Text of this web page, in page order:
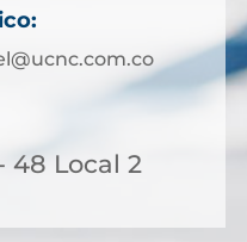
48 Local 2